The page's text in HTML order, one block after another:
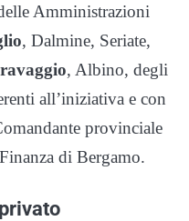
Amministrazioni
, Dalmine, Seriate,
, Albino, degli
all’iniziativa e con
provinciale
di Bergamo.